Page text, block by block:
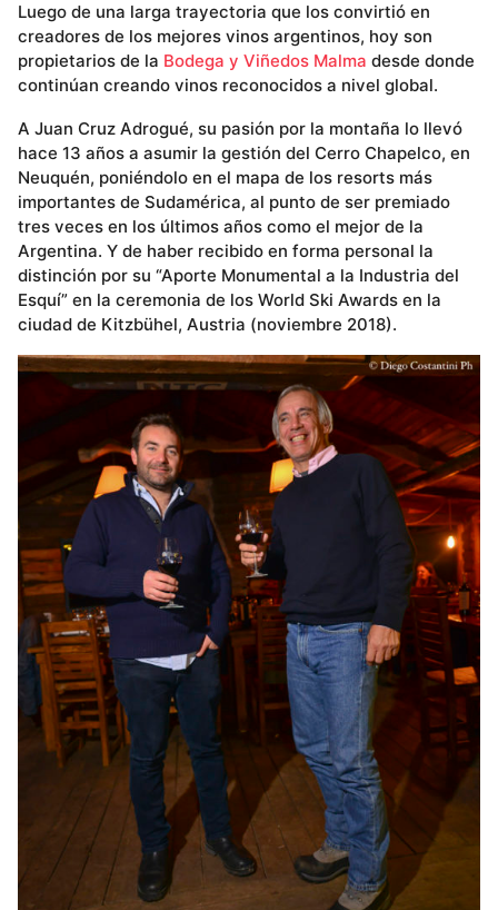
Luego de una larga trayectoria que los convirtió en
creadores de los mejores vinos argentinos, hoy son
propietarios de la Bodega y Viñedos Malma desde donde
continúan creando vinos reconocidos a nivel global.
A Juan Cruz Adrogué, su pasión por la montaña lo llevó
hace 13 años a asumir la gestión del Cerro Chapelco, en
Neuquén, poniéndolo en el mapa de los resorts más
importantes de Sudamérica, al punto de ser premiado
tres veces en los últimos años como el mejor de la
Argentina. Y de haber recibido en forma personal la
distinción por su “Aporte Monumental a la Industria del
Esquí” en la ceremonia de los World Ski Awards en la
ciudad de Kitzbühel, Austria (noviembre 2018).